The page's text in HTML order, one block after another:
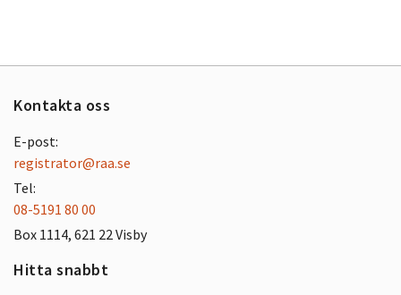
Kontakta oss
E-post:
registrator@raa.se
Tel:
08-5191 80 00
Box 1114, 621 22 Visby
Hitta snabbt